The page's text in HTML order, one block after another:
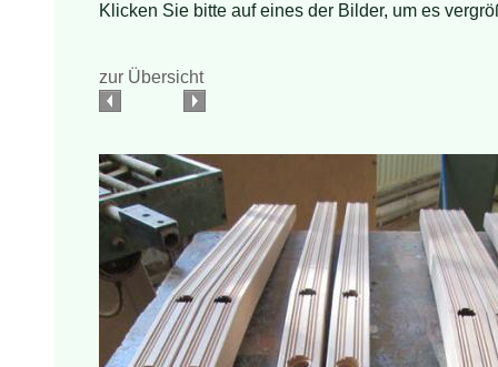
Klicken Sie bitte auf eines der Bilder, um es
zur Übersicht